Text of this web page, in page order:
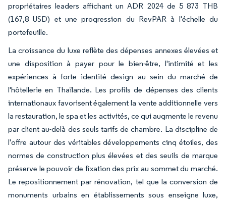
propriétaires leaders affichant un ADR 2024 de 5 873 THB
(167,8 USD) et une progression du RevPAR à l'échelle du
portefeuille.
La croissance du luxe reflète des dépenses annexes élevées et
une disposition à payer pour le bien-être, l'intimité et les
expériences à forte identité design au sein du marché de
l'hôtellerie en Thaïlande. Les profils de dépenses des clients
internationaux favorisent également la vente additionnelle vers
la restauration, le spa et les activités, ce qui augmente le revenu
par client au-delà des seuls tarifs de chambre. La discipline de
l'offre autour des véritables développements cinq étoiles, des
normes de construction plus élevées et des seuils de marque
préserve le pouvoir de fixation des prix au sommet du marché.
Le repositionnement par rénovation, tel que la conversion de
monuments urbains en établissements sous enseigne luxe,